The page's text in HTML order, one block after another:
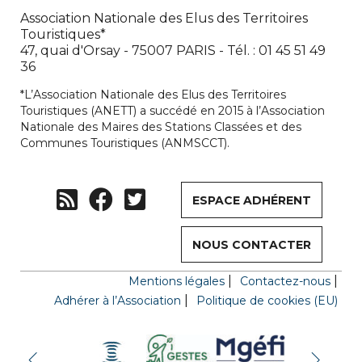
Association Nationale des Elus des Territoires
Touristiques*
47, quai d'Orsay - 75007 PARIS - Tél. : 01 45 51 49
36
*L’Association Nationale des Elus des Territoires
Touristiques (ANETT) a succédé en 2015 à l’Association
Nationale des Maires des Stations Classées et des
Communes Touristiques (ANMSCCT).
ESPACE ADHÉRENT
NOUS CONTACTER
Mentions légales
Contactez-nous
Adhérer à l’Association
Politique de cookies (EU)